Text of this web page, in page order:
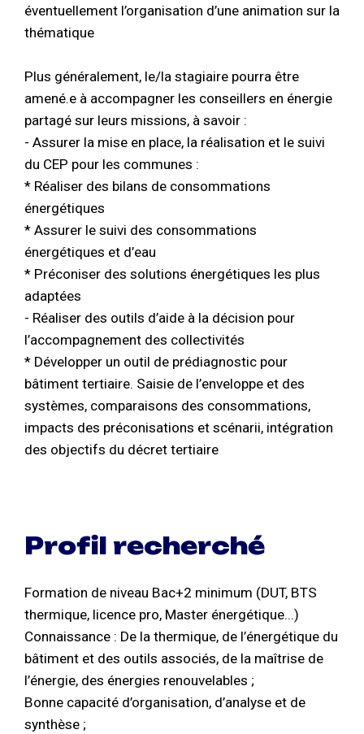
éventuellement l’organisation d’une animation sur la
thématique
Plus généralement, le/la stagiaire pourra être
amené.e à accompagner les conseillers en énergie
partagé sur leurs missions, à savoir :
- Assurer la mise en place, la réalisation et le suivi
du CEP pour les communes :
* Réaliser des bilans de consommations
énergétiques
* Assurer le suivi des consommations
énergétiques et d’eau
* Préconiser des solutions énergétiques les plus
adaptées
- Réaliser des outils d’aide à la décision pour
l’accompagnement des collectivités
* Développer un outil de prédiagnostic pour
bâtiment tertiaire. Saisie de l’enveloppe et des
systèmes, comparaisons des consommations,
impacts des préconisations et scénarii, intégration
des objectifs du décret tertiaire
Profil recherché
Formation de niveau Bac+2 minimum (DUT, BTS
thermique, licence pro, Master énergétique...)
Connaissance : De la thermique, de l’énergétique du
bâtiment et des outils associés, de la maîtrise de
l’énergie, des énergies renouvelables ;
Bonne capacité d’organisation, d’analyse et de
synthèse ;